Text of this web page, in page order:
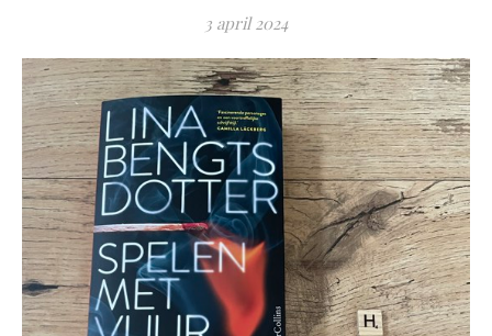
3 april 2024